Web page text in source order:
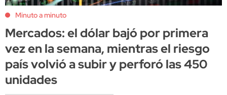
Minuto a minuto
Mercados: el dólar bajó por primera
vez en la semana, mientras el riesgo
país volvió a subir y perforó las 450
unidades